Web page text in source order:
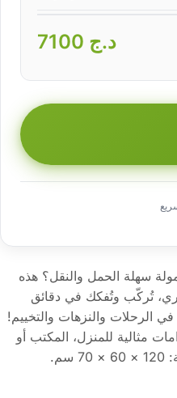
د.ج
سهلة الحمل والنقل؟ هذه
تُركّب وتُفكك في دقائق
الرحلات والنزهات والتخييم!
مثالية للمنزل، المكتب أو